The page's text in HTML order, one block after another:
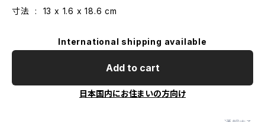
寸法 ‏ : ‎ 13 x 1.6 x 18.6 cm
International shipping available
Add to cart
日本国内にお住まいの方向け